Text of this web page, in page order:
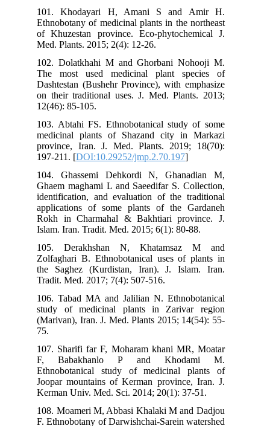
101. Khodayari H, Amani S and Amir H.
Ethnobotany of medicinal plants in the northeast
of Khuzestan province. Eco-phytochemical J.
Med. Plants. 2015; 2(4): 12-26.
102. Dolatkhahi M and Ghorbani Nohooji M.
The most used medicinal plant species of
Dashtestan (Bushehr Province), with emphasize
on their traditional uses. J. Med. Plants. 2013;
12(46): 85-105.
103. Abtahi FS. Ethnobotanical study of some
medicinal plants of Shazand city in Markazi
province, Iran. J. Med. Plants. 2019; 18(70):
197-211. [DOI:10.29252/jmp.2.70.197
104. Ghassemi Dehkordi N, Ghanadian M,
Ghaem maghami L and Saeedifar S. Collection,
identification, and evaluation of the traditional
applications of some plants of the Gardaneh
Rokh in Charmahal & Bakhtiari province. J.
Islam. Iran. Tradit. Med. 2015; 6(1): 80-88.
105. Derakhshan N, Khatamsaz M and
Zolfaghari B. Ethnobotanical uses of plants in
the Saghez (Kurdistan, Iran). J. Islam. Iran.
Tradit. Med. 2017; 7(4): 507-516.
106. Tabad MA and Jalilian N. Ethnobotanical
study of medicinal plants in Zarivar region
(Marivan), Iran. J. Med. Plants 2015; 14(54): 55-
107. Sharifi far F, Moharam khani MR, Moatar
F, Babakhanlo P and Khodami M.
Ethnobotanical study of medicinal plants of
Joopar mountains of Kerman province, Iran. J.
Kerman Univ. Med. Sci. 2014; 20(1): 37-51.
108. Moameri M, Abbasi Khalaki M and Dadjou
F. Ethnobotany of Darwishchai-Sarein watershed